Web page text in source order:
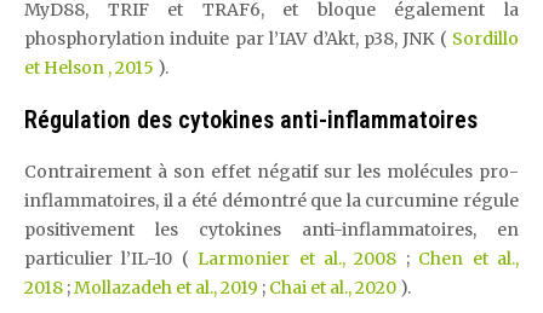
MyD88, TRIF et TRAF6, et bloque également la
phosphorylation induite par l’IAV d’Akt, p38, JNK ( Sordillo
et Helson , 2015 ).
Régulation des cytokines anti-inflammatoires
Contrairement à son effet négatif sur les molécules pro-
inflammatoires, il a été démontré que la curcumine régule
positivement les cytokines anti-inflammatoires, en
particulier l’IL-10 (Larmonier et al., 2008 ; Chen et al.,
2018 ;Mollazadeh et al., 2019 ; Chai et al., 2020 ).